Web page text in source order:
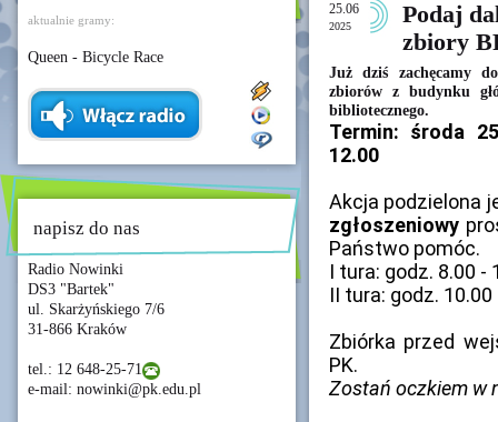
aktualnie gramy:
Queen - Bicycle Race
napisz do nas
Radio Nowinki
DS3 "Bartek"
ul. Skarżyńskiego 7/6
31-866 Kraków
tel.: 12 648-25-71
e-mail: nowinki@pk.edu.pl
25.06
2025
Podaj
zbiory
Już dziś zachęcamy
zbiorów z budynku
bibliotecznego.
Termin: środa
12.00
Akcja podzielona
zgłoszeniowy
Państwo pomóc.
I tura: godz. 8.00 -
II tura: godz. 10.00
Zbiórka przed
PK.
Zostań oczkiem w